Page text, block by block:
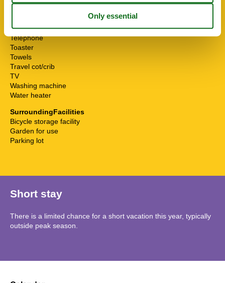
Sofa bed
Telephone
Toaster
Towels
Travel cot/crib
TV
Washing machine
Water heater
SurroundingFacilities
Bicycle storage facility
Garden for use
Parking lot
Short stay
There is a limited chance for a short vacation this year, typically
outside peak season.